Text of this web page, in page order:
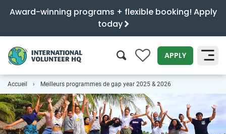
Award-winning programs + flexible booking! Apply
today
0 APPLY
Accueil Meilleurs programmes de gap year 2025 & 2026